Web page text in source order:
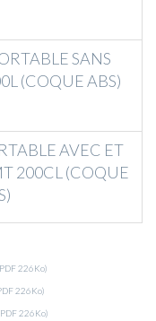
SANS
(COQUE ABS)
AVEC ET
200CL (COQUE
226Ko)
226Ko)
226Ko)